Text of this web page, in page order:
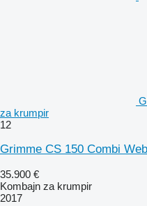
za krumpir
12
Grimme CS 150 Combi Web
35.900 €
Kombajn za krumpir
2017